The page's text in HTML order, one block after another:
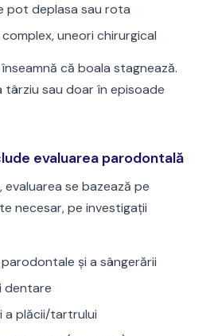
pot deplasa sau rota
uneori chirurgical
că boala stagnează.
sau doar în episoade
evaluarea parodontală
se bazează pe
necesar, pe investigații
și a sângerării
dentare
a plăcii/tartrului